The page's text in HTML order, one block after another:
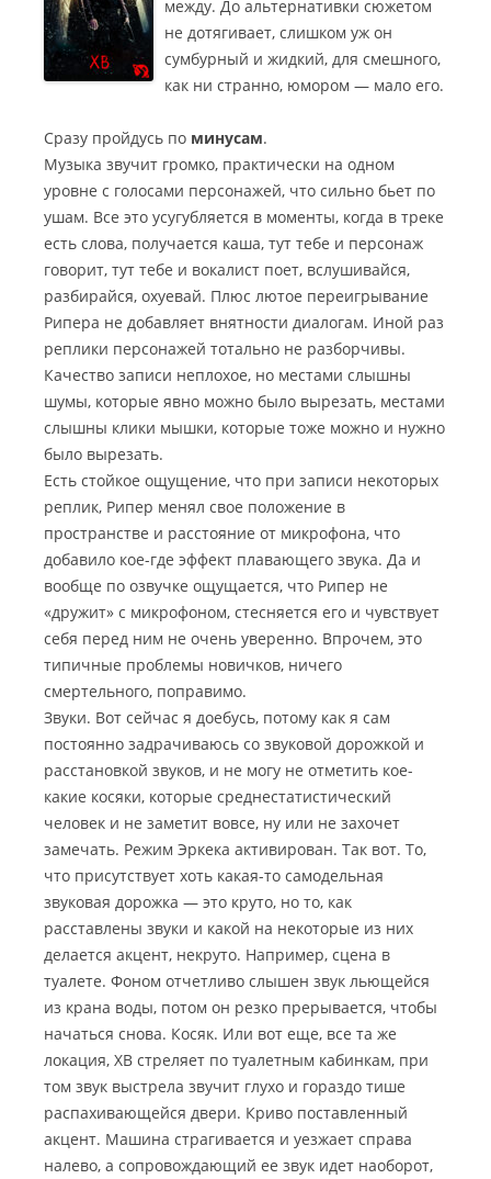
между. До альтернативки сюжетом
не дотягивает, слишком уж он
сумбурный и жидкий, для смешного,
как ни странно, юмором — мало его.
Сразу пройдусь по минусам.
Музыка звучит громко, практически на одном
уровне с голосами персонажей, что сильно бьет по
ушам. Все это усугубляется в моменты, когда в треке
есть слова, получается каша, тут тебе и персонаж
говорит, тут тебе и вокалист поет, вслушивайся,
разбирайся, охуевай. Плюс лютое переигрывание
Рипера не добавляет внятности диалогам. Иной раз
реплики персонажей тотально не разборчивы.
Качество записи неплохое, но местами слышны
шумы, которые явно можно было вырезать, местами
слышны клики мышки, которые тоже можно и нужно
было вырезать.
Есть стойкое ощущение, что при записи некоторых
реплик, Рипер менял свое положение в
пространстве и расстояние от микрофона, что
добавило кое-где эффект плавающего звука. Да и
вообще по озвучке ощущается, что Рипер не
«дружит» с микрофоном, стесняется его и чувствует
себя перед ним не очень уверенно. Впрочем, это
типичные проблемы новичков, ничего
смертельного, поправимо.
Звуки. Вот сейчас я доебусь, потому как я сам
постоянно задрачиваюсь со звуковой дорожкой и
расстановкой звуков, и не могу не отметить кое-
какие косяки, которые среднестатистический
человек и не заметит вовсе, ну или не захочет
замечать. Режим Эркека активирован. Так вот. То,
что присутствует хоть какая-то самодельная
звуковая дорожка — это круто, но то, как
расставлены звуки и какой на некоторые из них
делается акцент, некруто. Например, сцена в
туалете. Фоном отчетливо слышен звук льющейся
из крана воды, потом он резко прерывается, чтобы
начаться снова. Косяк. Или вот еще, все та же
локация, ХВ стреляет по туалетным кабинкам, при
том звук выстрела звучит глухо и гораздо тише
распахивающейся двери. Криво поставленный
акцент. Машина страгивается и уезжает справа
налево, а сопровождающий ее звук идет наоборот,